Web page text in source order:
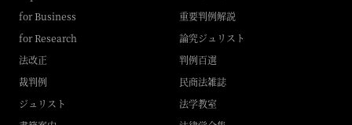
for Business
for Research
法改正
裁判例
ジュリスト
重要判例解説
論究ジュリスト
判例百選
民商法雑誌
法学教室